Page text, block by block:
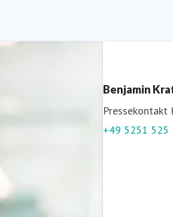
Benjamin
Pressekontakt
+49 5251 525